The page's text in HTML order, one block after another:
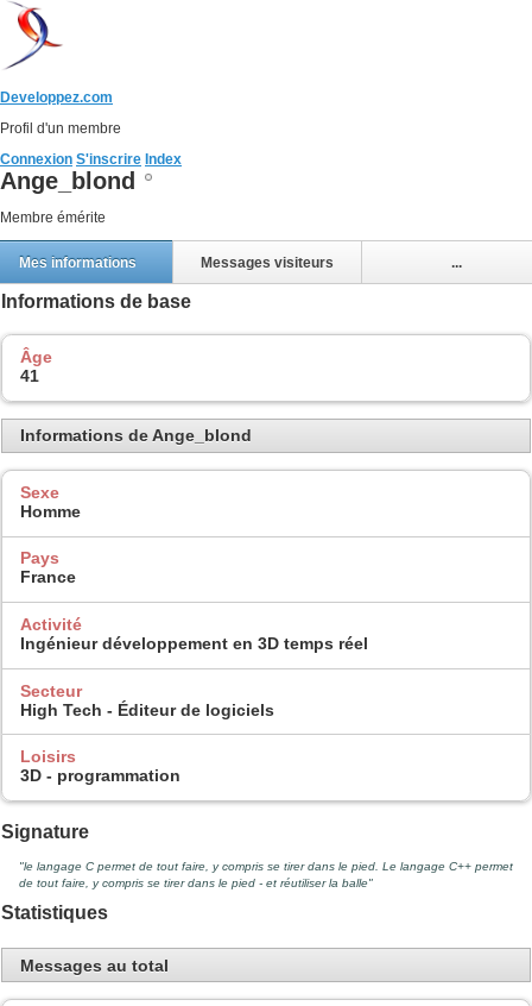
Developpez.com
Profil d'un membre
Connexion S'inscrire Index
Ange_blond
Membre émérite
Mes informations Messages visiteurs ...
Informations de base
Âge
41
Informations de Ange_blond
Sexe
Homme
Pays
France
Activité
Ingénieur développement en 3D temps réel
Secteur
High Tech - Éditeur de logiciels
Loisirs
3D - programmation
Signature
"le langage C permet de tout faire, y compris se tirer dans le pied. Le langage C++ permet
de tout faire, y compris se tirer dans le pied - et réutiliser la balle"
Statistiques
Messages au total